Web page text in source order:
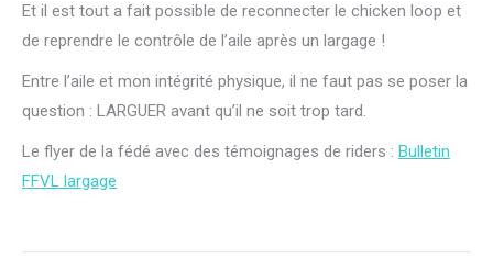
Et il est tout a fait possible de reconnecter le chicken loop et
de reprendre le contrôle de l’aile après un largage !
Entre l’aile et mon intégrité physique, il ne faut pas se poser la
question : LARGUER avant qu’il ne soit trop tard.
Le flyer de la fédé avec des témoignages de riders : Bulletin
FFVL largage